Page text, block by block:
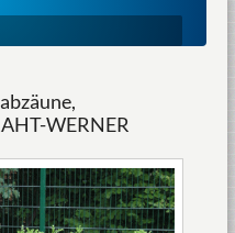
WERNER